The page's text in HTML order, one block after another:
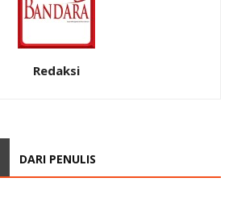
Redaksi
DARI PENULIS